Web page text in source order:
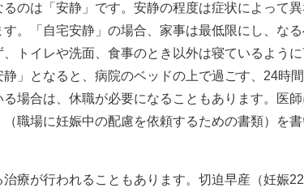
るのは「安静」です。安静の程度は症状によって
す。「自宅安静」の場合、家事は最低限にし、な
、トイレや洗面、食事のとき以外は寝ているように
静」となると、病院のベッドの上で過ごす、24時
る場合は、休職が必要になることもあります。医
（職場に妊娠中の配慮を依頼するための書類）を
治療が行われることもあります。切迫早産（妊娠